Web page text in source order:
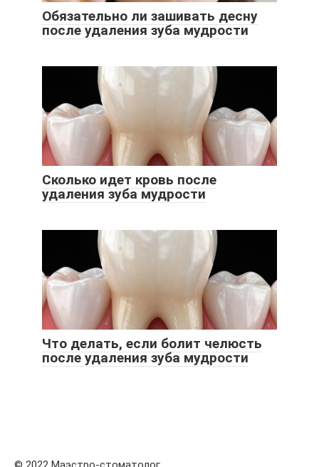
Обязательно ли зашивать десну
после удаления зуба мудрости
Сколько идет кровь после
удаления зуба мудрости
Что делать, если болит челюсть
после удаления зуба мудрости